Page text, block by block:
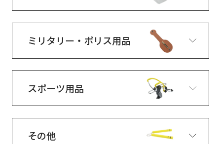
ミリタリー・ポリス用品
スポーツ用品
その他